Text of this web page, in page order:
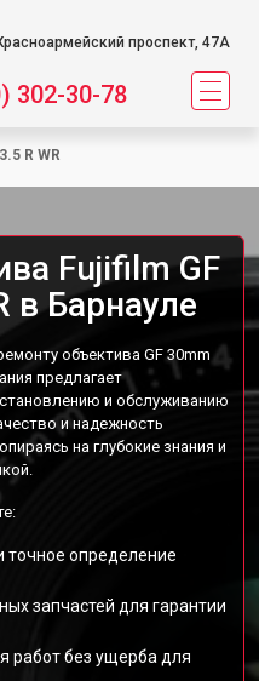
проспект, 47А
302-30-78
R WR
Fujifilm GF
в Барнауле
объектива GF 30mm
предлагает
и обслуживанию
и надежность
на глубокие знания и
точное определение
запчастей для гарантии
работ без ущерба для